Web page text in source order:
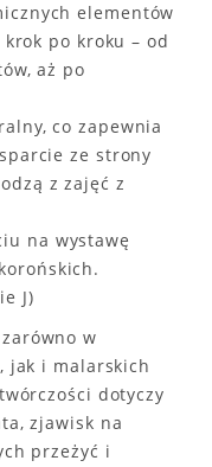
elementów
po kroku – od
aż po
co zapewnia
ze strony
z zajęć z
na wystawę
J)
w
jak i malarskich
dotyczy
zjawisk na
przeżyć i